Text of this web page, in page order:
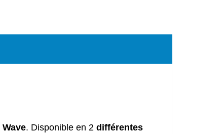
Wave. Disponible en 2 différentes